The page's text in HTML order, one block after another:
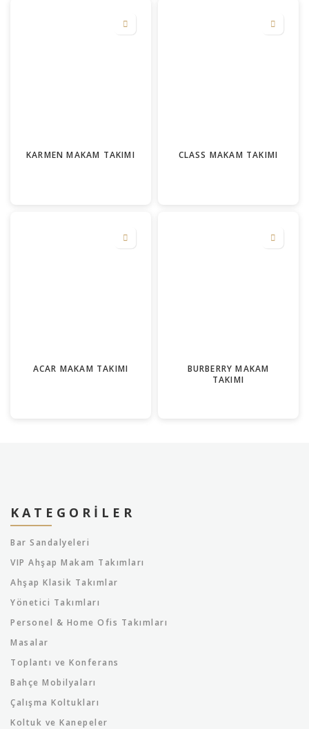
KARMEN MAKAM TAKIMI CLASS MAKAM TAKIMI
ACAR MAKAM TAKIMI
BURBERRY MAKAM
TAKIMI
KATEGORILER
Bar Sandalyeleri
VIP Ahşap Makam Takımları
Ahşap Klasik Takımlar
Yönetici Takımları
Personel & Home Ofis Takımları
Masalar
Toplantı ve Konferans
Bahçe Mobilyaları
Çalışma Koltukları
Koltuk ve Kanepeler